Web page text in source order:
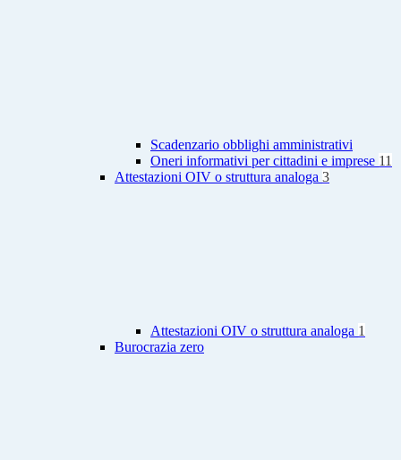
Scadenzario obblighi amministrativi
Oneri informativi per cittadini e imprese 11
Attestazioni OIV o struttura analoga 3
Attestazioni OIV o struttura analoga 1
Burocrazia zero